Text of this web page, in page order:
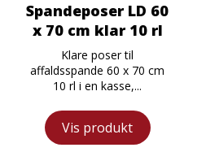
Spandeposer LD 60
x 70 cm klar 10 rl
Klare poser til
affaldsspande 60 x 70 cm
10 rl i en kasse,...
Vis produkt